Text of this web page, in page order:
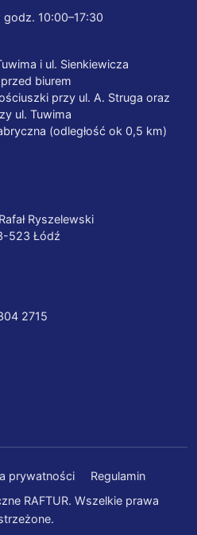
10:00–17:30
i ul. Sienkiewicza
biurem
przy ul. A. Struga oraz
ul. Tuwima
(odległość ok 0,5 km)
Ryszelewski
523 Łódź
2715
prywatności
Regulamin
RAFTUR. Wszelkie prawa